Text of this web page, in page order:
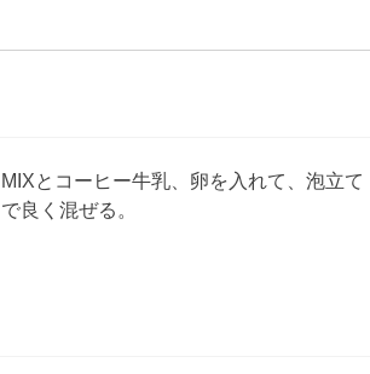
とコーヒー牛乳、卵を入れて、泡立て
良く混ぜる。